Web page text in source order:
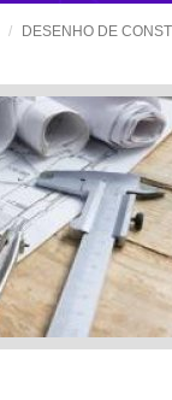
DESENHO DE